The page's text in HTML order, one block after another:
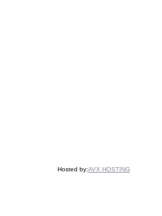
Hosted by:AVX HOSTING